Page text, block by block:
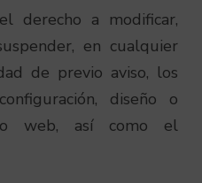
derecho a modificar,
en cualquier
de previo aviso, los
diseño o
web, así como el